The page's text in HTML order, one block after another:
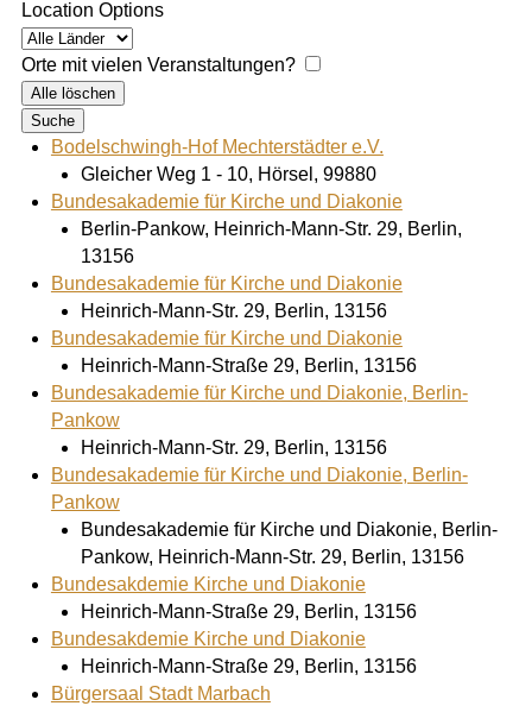
Location Options
Orte mit vielen Veranstaltungen?
Alle löschen
Suche
Bodelschwingh-Hof Mechterstädter e.V.
Gleicher Weg 1 - 10, Hörsel, 99880
Bundesakademie für Kirche und Diakonie
Berlin-Pankow, Heinrich-Mann-Str. 29, Berlin,
13156
Bundesakademie für Kirche und Diakonie
Heinrich-Mann-Str. 29, Berlin, 13156
Bundesakademie für Kirche und Diakonie
Heinrich-Mann-Straße 29, Berlin, 13156
Bundesakademie für Kirche und Diakonie, Berlin-
Pankow
Heinrich-Mann-Str. 29, Berlin, 13156
Bundesakademie für Kirche und Diakonie, Berlin-
Pankow
Bundesakademie für Kirche und Diakonie, Berlin-
Pankow, Heinrich-Mann-Str. 29, Berlin, 13156
Bundesakdemie Kirche und Diakonie
Heinrich-Mann-Straße 29, Berlin, 13156
Bundesakdemie Kirche und Diakonie
Heinrich-Mann-Straße 29, Berlin, 13156
Bürgersaal Stadt Marbach